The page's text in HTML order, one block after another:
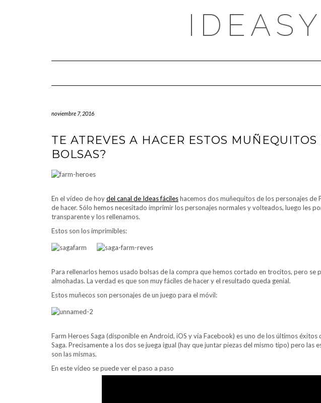
noviembre 7, 2016
TE ATREVES A HACER ESTOS
BOLSAS?
En el vídeo de hoydel canal de Ideas fácileshacemos dos muñequitos de los personajes de
de hacer. Sólo hemos necesitado imprimir los personajes normales y volteados, luego les
transparente y los rellenamos.
Estos son los imprimibles:
Para rellenarlos hemos usado bolsas de la compra que hemos cortado en trocitos, pero se
almohadas. La verdad es que son muy fáciles de hacer y el resultado queda genial.
Estos muñecos son personajes de un juego para el móvil:
Farm Heroes Saga (disponible en Android, iOS y vía Facebook) es uno de los últimos éxitos
Saga. Precisamente a los dos se juega igual (hay que juntar piezas del mismo tipo) pero las
son las mismas.
En este vídeo se puede ver el paso a paso